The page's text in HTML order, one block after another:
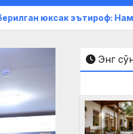
эътироф: Наманганда 53
Энг